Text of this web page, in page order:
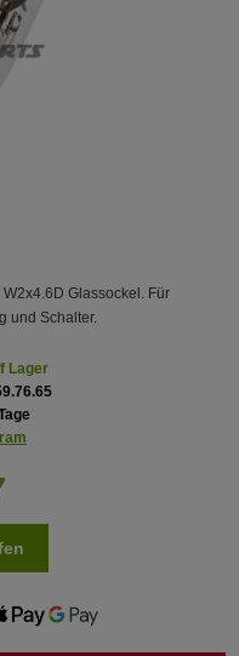
Glassockel. Für
und Schalter.
Lager